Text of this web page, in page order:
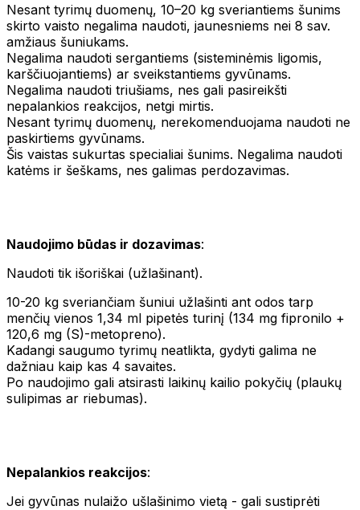
Nesant tyrimų duomenų, 10–20 kg sveriantiems šunims
skirto vaisto negalima naudoti, jaunesniems nei 8 sav.
amžiaus šuniukams.
Negalima naudoti sergantiems (sisteminėmis ligomis,
karščiuojantiems) ar sveikstantiems gyvūnams.
Negalima naudoti triušiams, nes gali pasireikšti
nepalankios reakcijos, netgi mirtis.
Nesant tyrimų duomenų, nerekomenduojama naudoti ne
paskirtiems gyvūnams.
Šis vaistas sukurtas specialiai šunims. Negalima naudoti
katėms ir šeškams, nes galimas perdozavimas.
Naudojimo būdas ir dozavimas:
Naudoti tik išoriškai (užlašinant).
10-20 kg sveriančiam šuniui užlašinti ant odos tarp
menčių vienos 1,34 ml pipetės turinį (134 mg fipronilo +
120,6 mg (S)-metopreno).
Kadangi saugumo tyrimų neatlikta, gydyti galima ne
dažniau kaip kas 4 savaites.
Po naudojimo gali atsirasti laikinų kailio pokyčių (plaukų
sulipimas ar riebumas).
Nepalankios reakcijos:
Jei gyvūnas nulaižo ušlašinimo vietą - gali sustiprėti